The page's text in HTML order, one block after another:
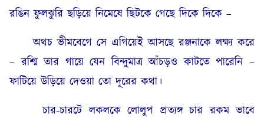
রঙিন ফুলঝুরি ছড়িয়ে নিমেষে ছিটকে গেছে দিকে দিকে –
অথচ ভীমবেগে সে এগিয়েই আসছে রঞ্জনাকে লক্ষ্য করে
– রশ্মি তার গায়ে যেন বিন্দুমাত্র আঁচড়ও কাটতে পারেনি –
ফাটিয়ে উড়িয়ে দেওয়া তো দূরের কথা।
চার-চারটে লকলকে লোলুপ প্রত্যঙ্গ চার রকম ভাবে